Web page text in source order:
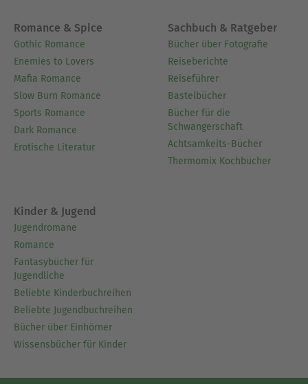
Romance & Spice
Gothic Romance
Enemies to Lovers
Mafia Romance
Slow Burn Romance
Sports Romance
Dark Romance
Erotische Literatur
Sachbuch & Ratgeber
Bücher über Fotografie
Reiseberichte
Reiseführer
Bastelbücher
Bücher für die
Schwangerschaft
Achtsamkeits-Bücher
Thermomix Kochbücher
Kinder & Jugend
Jugendromane
Romance
Fantasybücher für
Jugendliche
Beliebte Kinderbuchreihen
Beliebte Jugendbuchreihen
Bücher über Einhörner
Wissensbücher für Kinder